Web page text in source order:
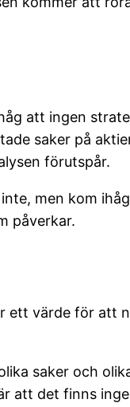
att ingen
saker på
förutspår.
men kom
påverkar.
ett värde för att
saker och
att det finns